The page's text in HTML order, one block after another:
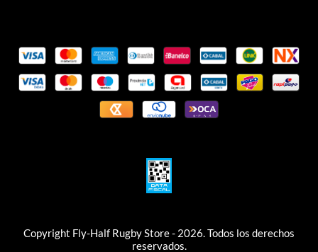
Copyright Fly-Half Rugby Store - 2026. Todos los derechos
reservados.